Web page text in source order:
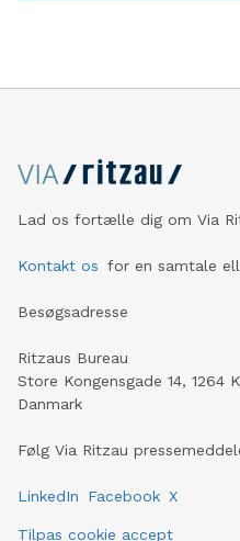
Lad os fortælle dig om Via
Kontakt os for en samtale
Besøgsadresse
Ritzaus Bureau
Store Kongensgade 14, 1264
Danmark
Følg Via Ritzau
LinkedIn Facebook X
Tilpas cookie accept